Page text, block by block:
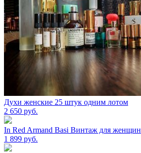
Духи женские 25 штук одним лотом
2 650 руб.
In Red Armand Basi Винтаж для женщин
1 899 руб.